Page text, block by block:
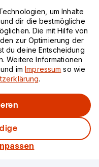
GmbH
um Inhalte
dir die bestmögliche
Die mit Hilfe von
zur Optimierung der
du deine Entscheidung
Weitere Informationen
und imImpressum so wie
.